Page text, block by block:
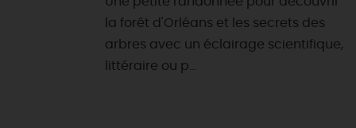
la forêt d'Orléans et les secrets des
arbres avec un éclairage scientifique,
littéraire ou p...